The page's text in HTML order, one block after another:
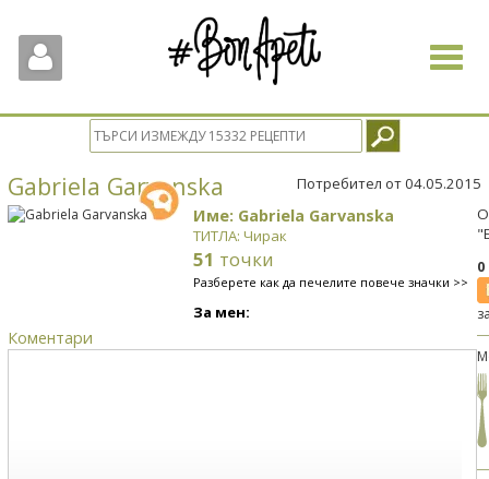
Toggle
Gabriela Garvanska Потребител от 04.05.2015
Име: Gabriela Garvanska
ТИТЛА: Чирак
51 точки
Разберете как да печелите повече значки >>
За мен:
Коментари